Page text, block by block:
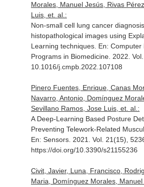
Morales, Manuel Jesús, Rivas
Luis, et. al.:
Non-small cell lung cancer
histopathological images using
Learning techniques. En: Computer
Programs in Biomedicine. 2022.
10.1016/j.cmpb.2022.107108
Pinero Fuentes, Enrique, Canas
Navarro, Antonio, Domínguez
Sevillano Ramos, Jose Luis, et. al.:
A Deep-Learning Based Posture
Preventing Telework-Related
En: Sensors. 2021. Vol. 21(15),
https://doi.org/10.3390/s21155236
Civit, Javier, Luna, Francisco,
Maria, Domínguez Morales,